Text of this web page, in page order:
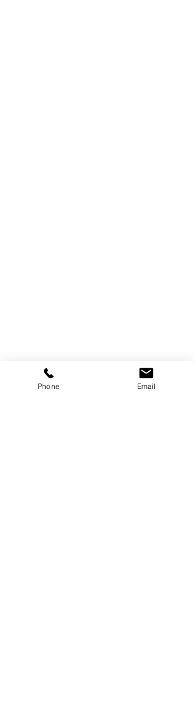
Phone Email